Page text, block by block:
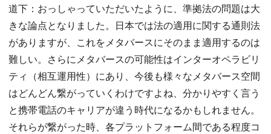
道下：おっしゃっていただいたように、準拠法の問題は大
きな論点となりました。日本では法の適用に関する通則法
がありますが、これをメタバースにそのまま適用するのは
難しい。さらにメタバースの可能性はインターオペラビリ
ティ（相互運用性）にあり、今後も様々なメタバース空間
はどんどん繋がっていくわけですよね、分かりやすく言う
と携帯電話のキャリアが違う時代になるかもしれません。
それらが繋がった時、各プラットフォーム間である程度コ